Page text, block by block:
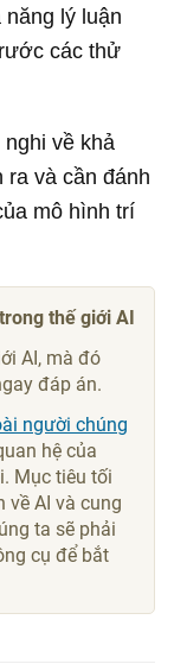
lý luận
các thử
về khả
ra và cần đánh
mô hình trí
thế giới AI
AI, mà đó
đáp án.
người chúng
hệ của
Mục tiêu tối
về AI và cung
ta sẽ phải
cụ để bắt